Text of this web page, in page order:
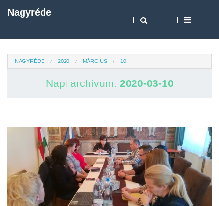
Nagyréde
NAGYRÉDE 2020 MÁRCIUS 10
Napi archívum: 2020-03-10